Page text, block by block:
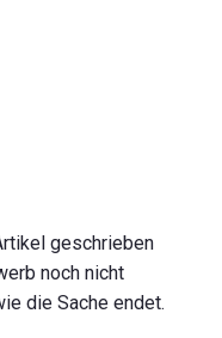
geschrieben
noch nicht
die Sache endet.